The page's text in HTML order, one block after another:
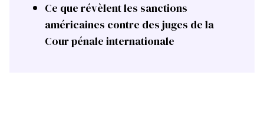
Ce que révèlent les sanctions
américaines contre des juges de la
Cour pénale internationale